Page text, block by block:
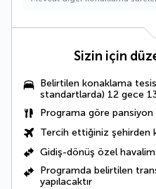
Sizin için
Belirtilen konaklama
standartlarda) 12 gece
Programa göre pansiyon
Tercih ettiğiniz şehirden
Gidiş-dönüş özel
Programda belirtilen
yapılacaktır